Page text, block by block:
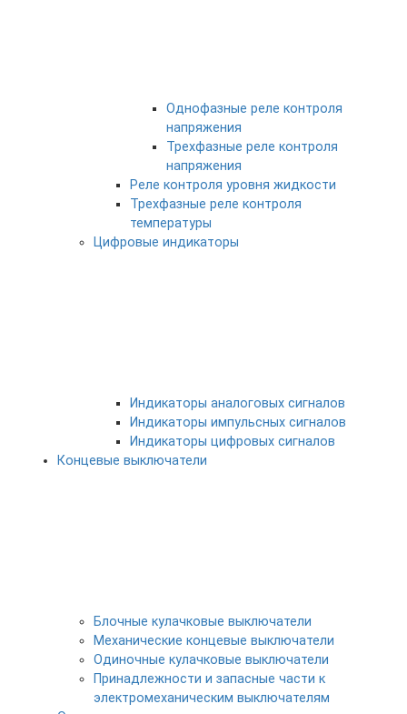
Однофазные реле контроля
напряжения
Трехфазные реле контроля
напряжения
Реле контроля уровня жидкости
Трехфазные реле контроля
температуры
Цифровые индикаторы
Индикаторы аналоговых сигналов
Индикаторы импульсных сигналов
Индикаторы цифровых сигналов
Концевые выключатели
Блочные кулачковые выключатели
Механические концевые выключатели
Одиночные кулачковые выключатели
Принадлежности и запасные части к
электромеханическим выключателям